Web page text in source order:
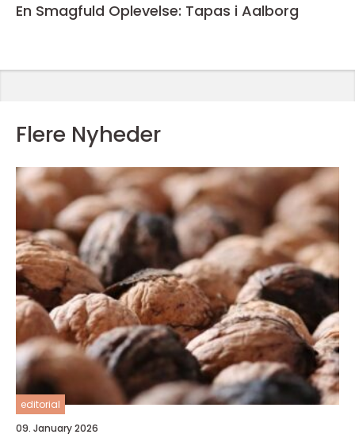
En Smagfuld Oplevelse: Tapas i Aalborg
Flere Nyheder
editorial
09. January 2026